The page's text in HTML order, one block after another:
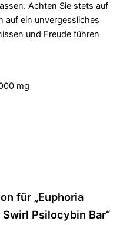
Achten Sie stets auf
auf ein unvergessliches
und Freude führen
mg
für „Euphoria
Psilocybin Bar“